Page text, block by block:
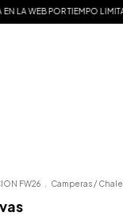
MISMOS
FW26 Camperas /